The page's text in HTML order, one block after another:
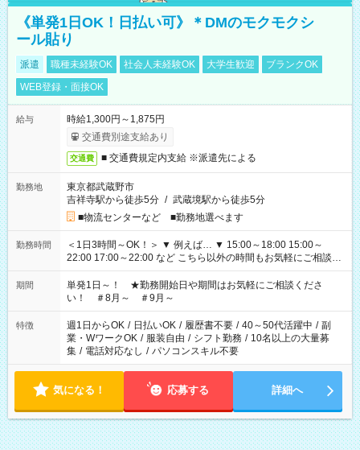
《単発1日OK！日払い可》＊DMのモクモクシ
ール貼り
派遣 職種未経験OK 社会人未経験OK 大学生歓迎
ブランクOK
WEB登録・面接OK
給与
時給1,300円～1,875円
交通費別途支給あり
交通費 ■ 交通費規定内支給 ※派遣先による
勤務地
東京都武蔵野市
吉祥寺駅から徒歩5分 / 武蔵境駅から徒歩5分
■物流センターなど ■勤務地選べます
勤務時間
＜1日3時間～OK！＞ ▼ 例えば… ▼ 15:00～18:00 15:00～
22:00 17:00～22:00 など こちら以外の時間もお気軽にご相談く
ださい！
期間
単発1日～！ ★勤務開始日や期間はお気軽にご相談くださ
い！ ＃8月～ ＃9月～
特徴 週1日からOK / 日払いOK / 履歴書不要 / 40～50代活躍中 / 副
業・WワークOK / 服装自由 / シフト勤務 / 10名以上の大量募
集 / 電話対応なし / パソコンスキル不要
気になる！ 応募する 詳細へ